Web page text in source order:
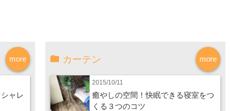
more
ャレ
more
カーテン
2015/10/11
癒やしの空間！快眠できる寝室をつ
くる３つのコツ